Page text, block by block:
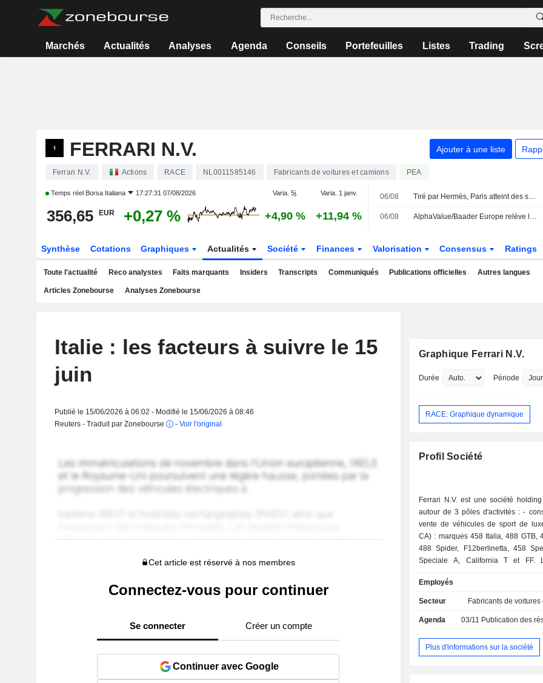
Marchés Actualités Analyses Agenda Conseils Portefeuilles Listes Trading
FERRARI N.V. Ajouter à une liste
Ferrari N.V. Actions RACE NL0011585146 Fabricants de voitures et camions PEA
Temps réel Borsa Italiana 17:27:31 07/08/2026 Varia. 5j. Varia. 1 janv.
356,65 EUR +0,27 % +4,90 % +11,94 %
06/08 Tiré par Hermès, Paris atteint des sommets inexplorés
06/08 AlphaValue/Baader Europe relève l'objectif de cours et les prévisions de Ferrari après des résultats du T2 " solides » et une révision à la hausse des perspectives
Synthèse Cotations Graphiques Actualités Société Finances Valorisation Consensus Ratings
Toute l'actualité Reco analystes Faits marquants Insiders Transcripts Communiqués Publications officielles Autres langues
Articles Zonebourse Analyses Zonebourse
Italie : les facteurs à suivre le 15
juin
Publié le 15/06/2026 à 06:02 - Modifié le 15/06/2026 à 08:46
Reuters - Traduit par Zonebourse
- Voir l'original
Cet article est réservé à nos membres
Connectez-vous pour continuer
Se connecter Créer un compte
Continuer avec Google
Graphique Ferrari N.V.
Durée Période
RACE: Graphique dynamique
Profil Société
Ferrari N.V. est une société
autour de 3 pôles d'activités : - construction et
vente de véhicules de sport de
CA) : marques 458 Italia, 488 GTB,
488 Spider, F12berlinetta, 458
Speciale A, California T et FF.
activité de sponsoring (11,5%) ; - autres (4,5%)
La répartition géographique du
Allemagne (8,1%), Europe-
(3,8%), Chine-Hong Kong-Taïwan
Pacifique et Australie (12,3%).
Employés
Secteur Fabricants de voitures
Agenda 03/11 Publication des résultats
Plus d'informations sur la société